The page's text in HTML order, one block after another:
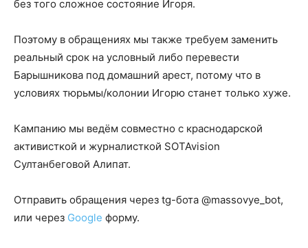
без того сложное состояние Игоря.
Поэтому в обращениях мы также требуем заменить
реальный срок на условный либо перевести
Барышникова под домашний арест, потому что в
условиях тюрьмы/колонии Игорю станет только хуже.
Кампанию мы ведём совместно с краснодарской
активисткой и журналисткой SOTAvision
Султанбеговой Алипат.
Отправить обращения через tg-бота @massovye_bot,
или через Google форму.